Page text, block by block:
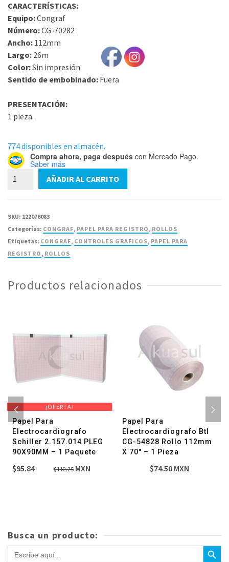
CARACTERÍSTICAS:
Equipo:Congraf
Número:CG-70282
Ancho: 112mm
Largo: 26m
Color:Sin impresión
Sentido de embobinado: Fuera
PRESENTACIÓN:
1 pieza.
774 disponibles en almacén.
Compra ahora, paga después con Mercado Pago.
Saber más
Papel
X26M
1
AÑADIR AL CARRITO
SKU: 122076083
Categorías: CONGRAF, PAPEL PARA REGISTRO, ROLLOS
Etiquetas: CONGRAF, CONTROLES GRAFICOS, PAPEL PARA
REGISTRO, ROLLOS
Productos relacionados
¡OFERTA!
Papel Para
Electrocardiografo
Schiller 2.157.014 PLEG
90X90MM – 1 Paquete
$112.25 El
$95.84
El
MXN
Papel Para
Electrocardiografo Btl
CG-54828 Rollo 112mm
X 70″ – 1 Pieza
$74.50 MXN
Busca un producto:
Buscar: Botón de